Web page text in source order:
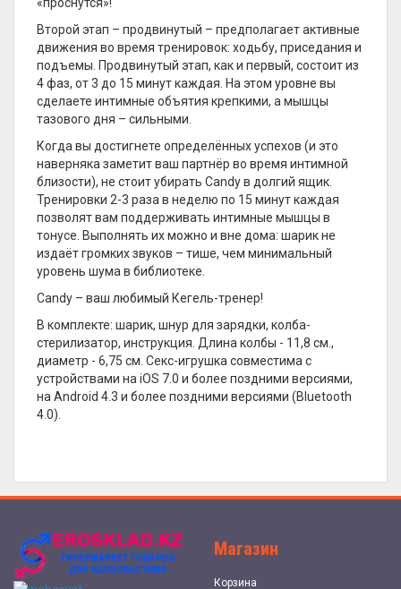
Второй этап – продвинутый – предполагает активные
движения во время тренировок: ходьбу, приседания и
подъемы. Продвинутый этап, как и первый, состоит из
4 фаз, от 3 до 15 минут каждая. На этом уровне вы
сделаете интимные объятия крепкими, а мышцы
тазового дня – сильными.
Когда вы достигнете определённых успехов (и это
наверняка заметит ваш партнёр во время интимной
близости), не стоит убирать Candy в долгий ящик.
Тренировки 2-3 раза в неделю по 15 минут каждая
позволят вам поддерживать интимные мышцы в
тонусе. Выполнять их можно и вне дома: шарик не
издаёт громких звуков – тише, чем минимальный
уровень шума в библиотеке.
Candy – ваш любимый Кегель-тренер!
В комплекте: шарик, шнур для зарядки, колба-
стерилизатор, инструкция. Длина колбы - 11,8 см.,
диаметр - 6,75 см. Секс-игрушка совместима с
устройствами на iOS 7.0 и более поздними версиями,
на Android 4.3 и более поздними версиями (Bluetooth
4.0).
Магазин
Корзина